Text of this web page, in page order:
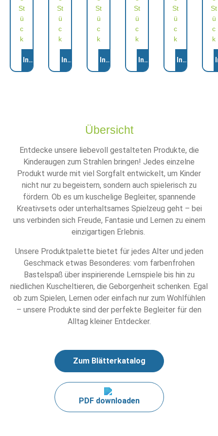
St
ü
c
k
In den Warenkorb
St
ü
c
k
In den Warenkorb
St
ü
c
k
In den Warenkorb
St
ü
c
k
In den Warenkorb
St
ü
c
k
In den
St
ü
c
k
Übersicht
Entdecke unsere liebevoll gestalteten Produkte, die
Kinderaugen zum Strahlen bringen! Jedes einzelne
Produkt wurde mit viel Sorgfalt entwickelt, um Kinder
nicht nur zu begeistern, sondern auch spielerisch zu
fördern. Ob es um kuschelige Begleiter, spannende
Kreativsets oder unterhaltsames Spielzeug geht – bei
uns verbinden sich Freude, Fantasie und Lernen zu einem
einzigartigen Erlebnis.
Unsere Produktpalette bietet für jedes Alter und jeden
Geschmack etwas Besonderes: vom farbenfrohen
Bastelspaß über inspirierende Lernspiele bis hin zu
niedlichen Kuscheltieren, die Geborgenheit schenken. Egal
ob zum Spielen, Lernen oder einfach nur zum Wohlfühlen
– unsere Produkte sind der perfekte Begleiter für den
Alltag kleiner Entdecker.
Zum Blätterkatalog
PDF downloaden